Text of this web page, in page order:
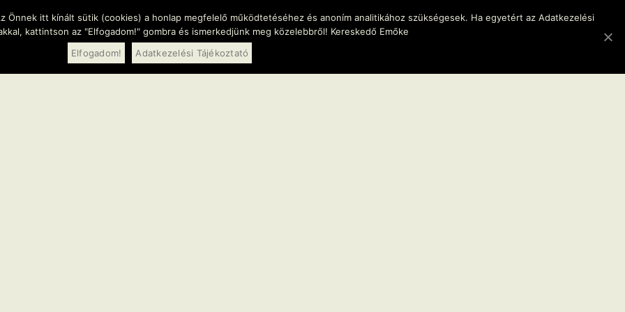
17:00 üzenet
Önnek itt kínált sütik (cookies) a honlap megfelelő működtetéséhez és anoním analitikához szükségesek. Ha egyetért az Adatkezelési
kattintson az "Elfogadom!" gombra és ismerkedjünk meg közelebbről! Kereskedő Emőke
Elfogadom!
Adatkezelési Tájékoztató